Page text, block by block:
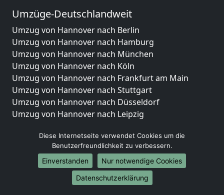
Umzüge-Deutschlandweit
Umzug von Hannover nach Berlin
Umzug von Hannover nach Hamburg
Umzug von Hannover nach München
Umzug von Hannover nach Köln
Umzug von Hannover nach Frankfurt am Main
Umzug von Hannover nach Stuttgart
Umzug von Hannover nach Düsseldorf
Umzug von Hannover nach Leipzig
Umzug von Hannover nach Essen
Umzug von Hannover nach Bremen
Umzug von Hannover nach Dresden
Umzug von Hannover nach Hannover
Umzug von Hannover nach Nürnberg
Diese Internetseite verwendet Cookies um die
Benutzerfreundlichkeit zu verbessern.
Einverstanden
Nur notwendige Cookies
Datenschutzerklärung